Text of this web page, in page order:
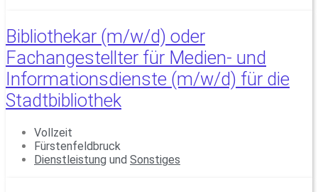
Bibliothekar (m/w/d) oder
Fachangestellter für Medien- und
Informationsdienste (m/w/d) für die
Stadtbibliothek
Vollzeit
Fürstenfeldbruck
Dienstleistung und Sonstiges